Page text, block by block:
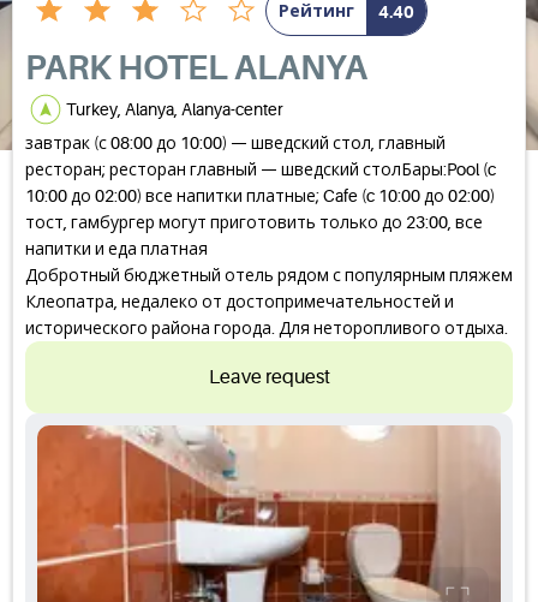
Рейтинг 4.40
PARK HOTEL ALANYA
Turkey, Alanya, Alanya-center
завтрак (с 08:00 до 10:00) — шведский стол, главный
ресторан; ресторан главный — шведский столБары:Pool (c
10:00 до 02:00) все напитки платные; Cafe (c 10:00 до 02:00)
тост, гамбургер могут приготовить только до 23:00, все
напитки и еда платная
Добротный бюджетный отель рядом с популярным пляжем
Клеопатра, недалеко от достопримечательностей и
исторического района города. Для неторопливого отдыха.
Leave request